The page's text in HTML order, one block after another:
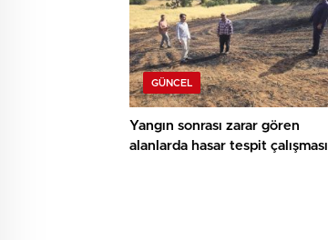
GÜNCEL
Yangın sonrası zarar gören
alanlarda hasar tespit çalışması